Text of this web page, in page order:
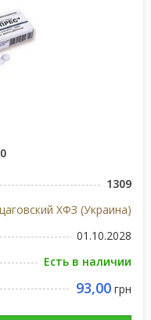
1309
ХФЗ (Украина)
01.10.2028
Есть в наличии
93,00 грн